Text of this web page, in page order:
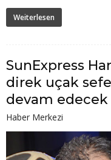
Weiterlesen
SunExpress
direk uçak
devam edecek
Haber Merkezi